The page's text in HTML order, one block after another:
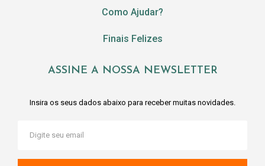
Como Ajudar?
Finais Felizes
ASSINE A NOSSA NEWSLETTER
Insira os seus dados abaixo para receber muitas novidades.